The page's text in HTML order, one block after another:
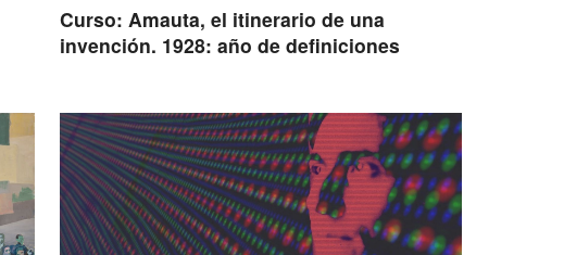
Curso: Amauta, el itinerario de una
invención. 1928: año de definiciones